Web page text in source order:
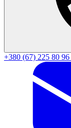
+380 (67) 225 80 96